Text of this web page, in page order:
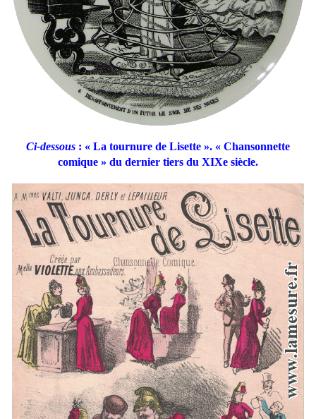
Ci-dessous : « La tournure de Lisette ». « Chansonnette
comique » du dernier tiers du XIXe siècle.